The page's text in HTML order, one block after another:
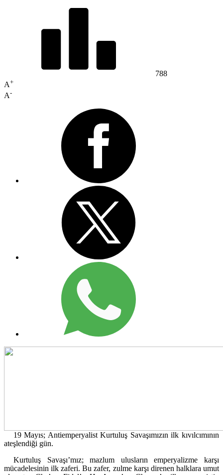
788
A+
A-
19 Mayıs; Antiemperyalist Kurtuluş Savaşımızın ilk kıvılcımının
ateşlendiği gün.
Kurtuluş Savaşı’mız; mazlum ulusların emperyalizme karşı
mücadelesinin ilk zaferi. Bu zafer, zulme karşı direnen halklara umut